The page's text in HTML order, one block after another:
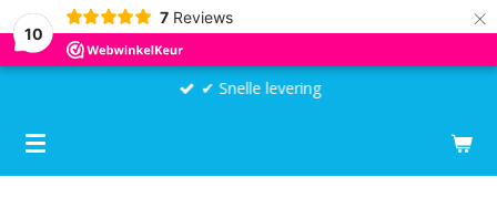
10
7 Reviews ×
✔ Snelle levering